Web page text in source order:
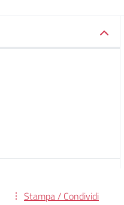
Stampa / Condividi